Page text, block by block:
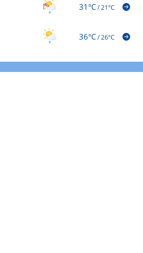
31°C/21°C
36°C/26°C